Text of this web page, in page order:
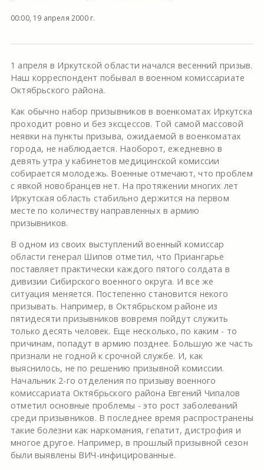
00:00, 19 апреля 2000 г.
1 апреля в Иркутской области начался весенний призыв.
Наш корреспондент побывал в военном комиссариате
Октябрьского района.
Как обычно набор призывников в военкоматах Иркутска
проходит ровно и без эксцессов. Той самой массовой
неявки на пункты призыва, ожидаемой в военкоматах
города, не наблюдается. Наоборот, ежедневно в
девять утра у кабинетов медицинской комиссии
собирается молодежь. Военные отмечают, что проблем
с явкой новобранцев нет. На протяжении многих лет
Иркутская область стабильно держится на первом
месте по количеству направленных в армию
призывников.
В одном из своих выступлений военный комиссар
области генерал Шипов отметил, что Приангарье
поставляет практически каждого пятого солдата в
дивизии Сибирского военного округа. И все же
ситуация меняется. Постепенно становится некого
призывать. Например, в Октябрьском районе из
пятидесяти призывников вовремя пойдут служить
только десять человек. Еще несколько, по каким - то
причинам, попадут в армию позднее. Большую же часть
признали не годной к срочной службе. И, как
выяснилось, не по решению призывной комиссии.
Начальник 2-го отделения по призыву военного
комиссариата Октябрьского района Евгений Чипалов
отметил основные проблемы - это рост заболеваний
среди призывников. В последнее время распространены
такие болезни как наркомания, гепатит, дистрофия и
многое другое. Например, в прошлый призывной сезон
были выявлены ВИЧ-инфицированные.